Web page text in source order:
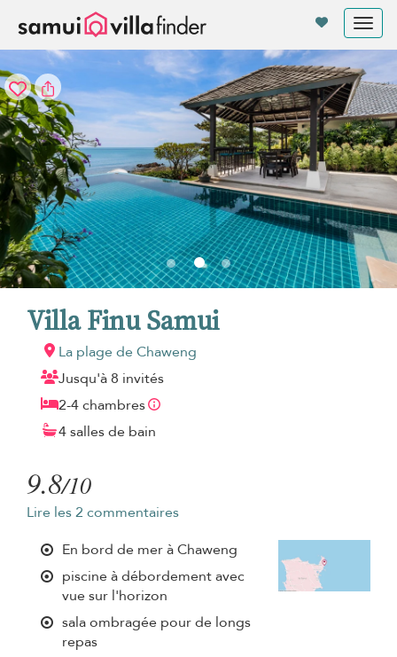
Villa Finu Samui
La plage de Chaweng
Jusqu'à 8 invités
2-4 chambres
4 salles de bain
9.8/10
Lire les 2 commentaires
En bord de mer à Chaweng
piscine à débordement avec
vue sur l'horizon
sala ombragée pour de longs
repas
Vos paramètres de cookies